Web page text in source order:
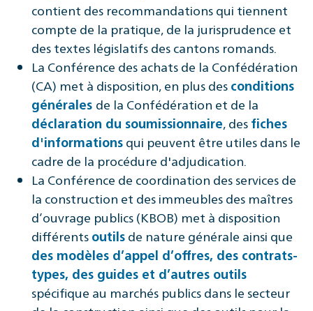
contient des recommandations qui tiennent
compte de la pratique, de la jurisprudence et
des textes législatifs des cantons romands.
La Conférence des achats de la Confédération
(CA) met à disposition, en plus des conditions
générales de la Confédération et de la
déclaration du soumissionnaire, des fiches
d'informations qui peuvent être utiles dans le
cadre de la procédure d'adjudication.
La Conférence de coordination des services de
la construction et des immeubles des maîtres
d’ouvrage publics (KBOB) met à disposition
différents outils de nature générale ainsi que
des modèles d’appel d’offres, des contrats-
types, des guides et d’autres outils
spécifique au marchés publics dans le secteur